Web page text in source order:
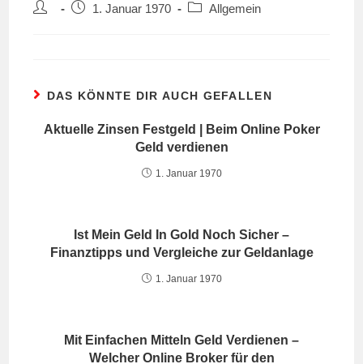
Beitrags-Beitrag1. Januar 1970
Beitrags-
Allgemein
DAS KÖNNTE DIR AUCH GEFALLEN
Aktuelle Zinsen Festgeld | Beim Online Poker
Geld verdienen
1. Januar 1970
Ist Mein Geld In Gold Noch Sicher –
Finanztipps und Vergleiche zur Geldanlage
1. Januar 1970
Mit Einfachen Mitteln Geld Verdienen –
Welcher Online Broker für den